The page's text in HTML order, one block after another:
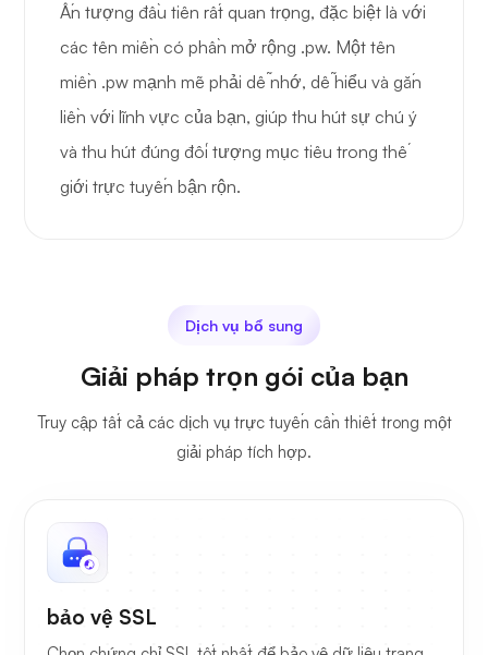
Ấn tượng đầu tiên rất quan trọng, đặc biệt là với
các tên miền có phần mở rộng .pw. Một tên
miền .pw mạnh mẽ phải dễ nhớ, dễ hiểu và gắn
liền với lĩnh vực của bạn, giúp thu hút sự chú ý
và thu hút đúng đối tượng mục tiêu trong thế
giới trực tuyến bận rộn.
Dịch vụ bổ sung
Giải pháp trọn gói của bạn
Truy cập tất cả các dịch vụ trực tuyến cần thiết trong một
giải pháp tích hợp.
bảo vệ SSL